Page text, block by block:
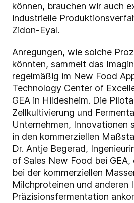
können, brauchen wir auch
industrielle
Zidon-Eyal.
Anregungen, wie solche
könnten, sammelt das
regelmäßig im New Food
Technology Center of
GEA in Hildesheim. Die
Zellkultivierung und
Unternehmen, Innovationen
in den kommerziellen
Dr. Antje Begerad,
of Sales New Food bei
bei der kommerziellen
Milchproteinen und anderen
Präzisionsfermentation